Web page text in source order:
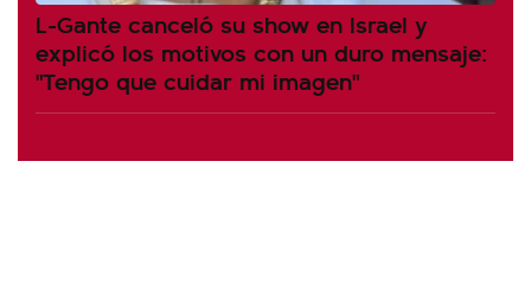
L-Gante canceló su show en Israel y
explicó los motivos con un duro mensaje:
"Tengo que cuidar mi imagen"